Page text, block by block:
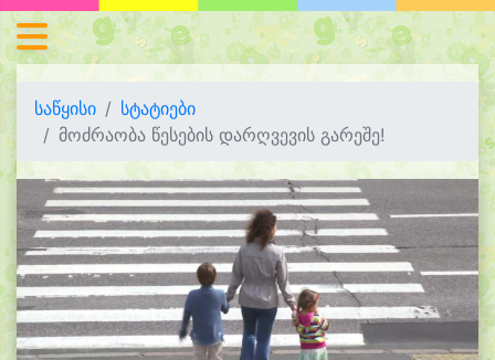
საწყისი
სტატიები
მოძრაობა წესების დარღვევის გარეშე!